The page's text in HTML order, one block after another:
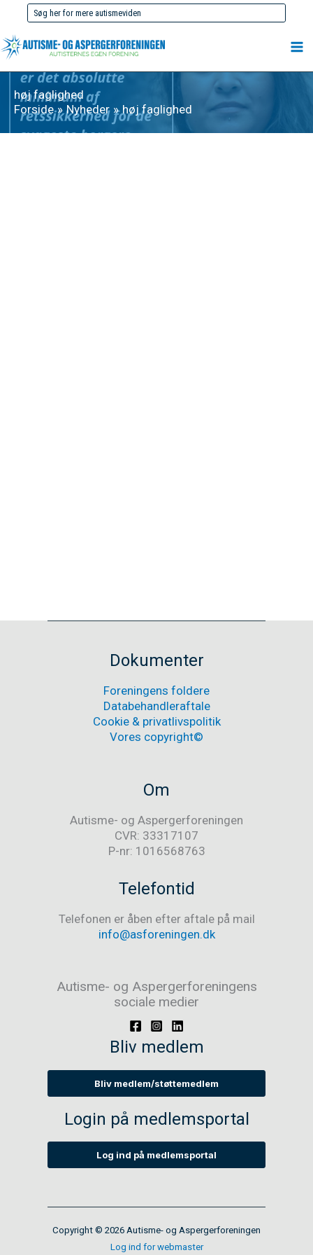
indholdet
Søg
efter:
høj faglighed
Forside
Nyheder høj faglighed
Nyheder
Dokumenter
Foreningens foldere
Databehandleraftale
Cookie & privatlivspolitik
Vores copyright©
Om
Autisme- og Aspergerforeningen
CVR: 33317107
P-nr: 1016568763
Telefontid
Telefonen er åben efter aftale på mail
info@asforeningen.dk
Autisme- og Aspergerforeningens
sociale medier
Bliv medlem
Bliv medlem/støttemedlem
Login på medlemsportal
Log ind på medlemsportal
Copyright © 2026 Autisme- og Aspergerforeningen
Log ind for webmaster